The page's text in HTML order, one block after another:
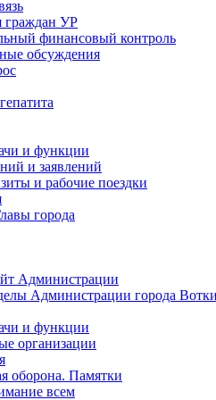
граждан УР
финансовый контроль
обсуждения
и функции
и заявлений
и рабочие поездки
города
Администрации
Администрации города
и функции
организации
оборона. Памятки
всем